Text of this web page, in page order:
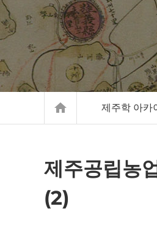
home 제주학 아카
제주공립농
(2)